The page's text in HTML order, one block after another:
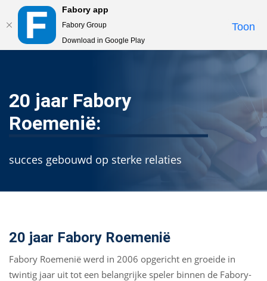
Fabory app
Fabory Group
Download in Google Play
Toon
20 jaar Fabory
Roemenië:
succes gebouwd op sterke relaties
20 jaar Fabory Roemenië
Fabory Roemenië werd in 2006 opgericht en groeide in
twintig jaar uit tot een belangrijke speler binnen de Fabory-